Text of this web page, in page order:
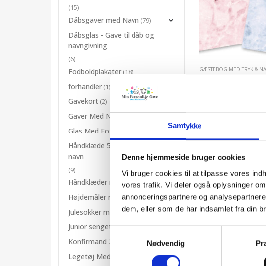
Samtykke
Denne hjemmeside bruger cookies
Vi bruger cookies til at tilpasse vores
vores trafik. Vi deler også oplysninger
annonceringspartnere og
dem, eller som de har indsamlet fra din
Samtykkevalg
Nødvendig
GÆSTEBOG MED TRYK &
(15)
Dåbsgaver med Navn (79)
Dåbsglas - Gave til dåb og
navngivning
(6)
Fodboldplakater (18)
forhandler (1)
Gavekort (2)
Gaver Med Navn
Glas Med Foto
Håndklæde 50 x 100 cm med
navn
(9)
Håndklæder med navn (16)
Højdemåler med navn(11)
Julesokker med navn (16)
Junior sengetøj med navn(8)
Konfirmand 2026
Legetøj Med Navn